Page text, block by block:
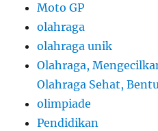
Moto GP
olahraga
olahraga unik
Olahraga,
Olahraga Sehat,
olimpiade
Pendidikan